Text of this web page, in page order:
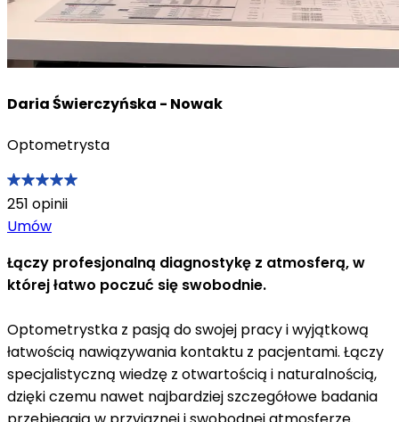
Daria Świerczyńska - Nowak
Optometrysta
251 opinii
Umów
Łączy profesjonalną diagnostykę z atmosferą, w
której łatwo poczuć się swobodnie.
Optometrystka z pasją do swojej pracy i wyjątkową
łatwością nawiązywania kontaktu z pacjentami. Łączy
specjalistyczną wiedzę z otwartością i naturalnością,
dzięki czemu nawet najbardziej szczegółowe badania